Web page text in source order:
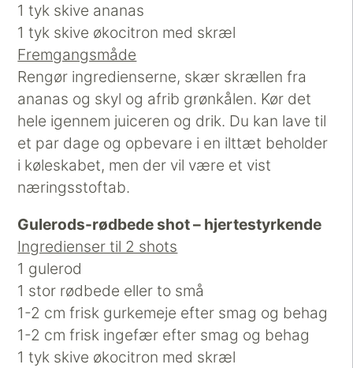
1 tyk skive ananas
1 tyk skive økocitron med skræl
Fremgangsmåde
Rengør ingredienserne, skær skrællen fra
ananas og skyl og afrib grønkålen. Kør det
hele igennem juiceren og drik. Du kan lave til
et par dage og opbevare i en ilttæt beholder
i køleskabet, men der vil være et vist
næringsstoftab.
Gulerods-rødbede shot – hjertestyrkende
Ingredienser til 2 shots
1 gulerod
1 stor rødbede eller to små
1-2 cm frisk gurkemeje efter smag og behag
1-2 cm frisk ingefær efter smag og behag
1 tyk skive økocitron med skræl